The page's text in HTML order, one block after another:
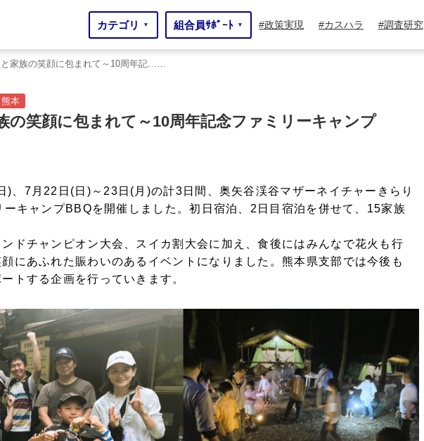
カテゴリ ▼ 組合員ｻﾎﾟｰﾄ ▼ 政策実現 カスハラ 調査研究
家族の笑顔に包まれて～10周年記……
熊本
の笑顔に包まれて～10周年記念ファミリーキャンプ
7月22日(日)～23日(月)の計3日間、奥矢谷渓谷マザーネイチャーきらり
キャンプBBQを開催しました。初日宿泊、2日目宿泊を併せて、15家族
ドチャンピオン大会、スイカ割大会に加え、食後にはみんなで花火も行
にあふれた賑わいのあるイベントになりました。熊本県支部では今後も
トする企画を行っていきます。